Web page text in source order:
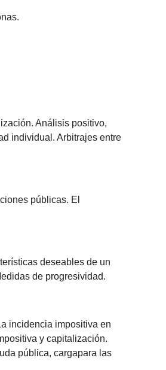
Análisis positivo,
individual. Arbitrajes entre
públicas. El
deseables de un
de progresividad.
incidencia impositiva en
y capitalización.
pública, cargapara las